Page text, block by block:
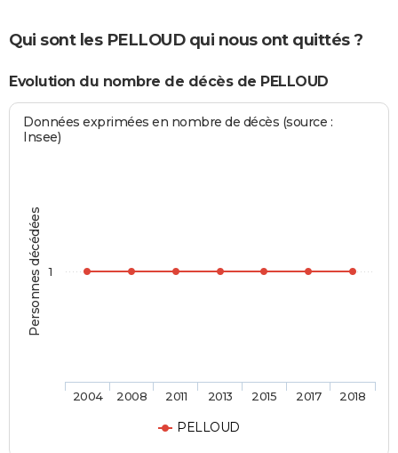
Qui sont les PELLOUD qui nous ont quittés ?
Evolution du nombre de décès de PELLOUD
Personnes décédées
Données exprimées en nombre de décès (source :
Insee)
PELLOUD
2004 2008 2011 2013 2015 2017 2018
1